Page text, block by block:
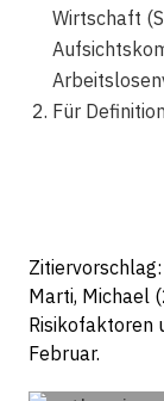
Wirtschaft
Für
Marti, Michael
Risikofaktoren
Februar.